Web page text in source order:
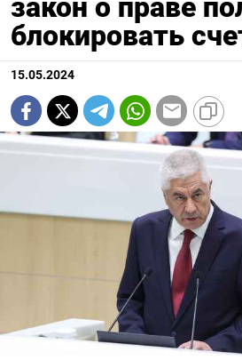
закон о праве
блокировать
15.05.2024